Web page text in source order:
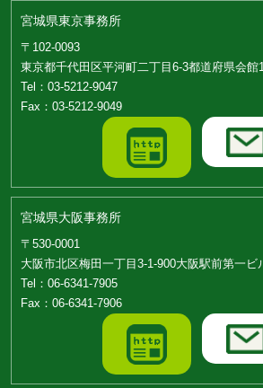
宮城県東京事務所
〒102-0093
東京都千代田区平河町二丁目6-3都道府県会館
Tel：03-5212-9047
Fax：03-5212-9049
宮城県大阪事務所
〒530-0001
大阪市北区梅田一丁目3-1-900大阪駅前第一ビ
Tel：06-6341-7905
Fax：06-6341-7906